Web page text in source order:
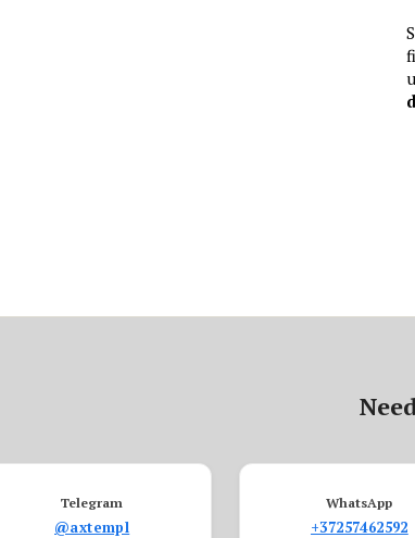
Telegram
@axtempl
WhatsApp
+37257462592